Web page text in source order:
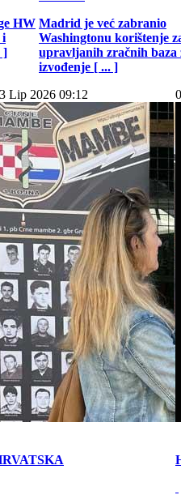
HW
i
]
Madrid je već zabranio
Washingtonu korištenje
upravljanih zračnih baza
izvođenje [ ... ]
Lip 2026 09:12